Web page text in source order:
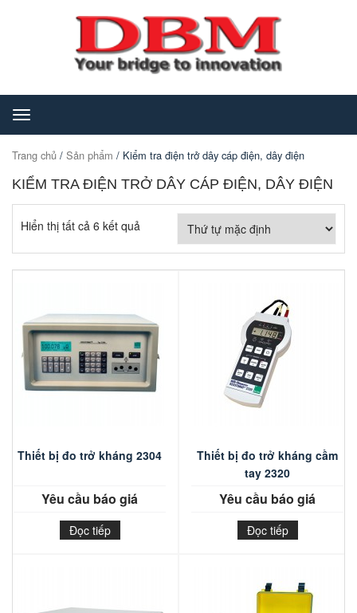
Toggle
navigation
Trang chủ / Sản phẩm / Kiểm tra điện trở dây cáp điện, dây điện
KIỂM TRA ĐIỆN TRỞ DÂY CÁP ĐIỆN, DÂY ĐIỆN
Hiển thị tất cả 6 kết quả
Thiết bị đo trở kháng 2304
Yêu cầu báo giá
Đọc tiếp
Thiết bị đo trở kháng cầm
tay 2320
Yêu cầu báo giá
Đọc tiếp